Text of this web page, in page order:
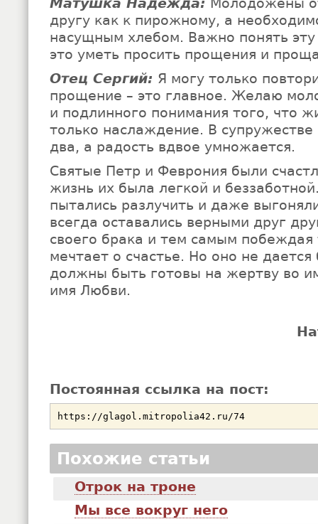
другу как к пирожному, а
насущным хлебом. Важно понять эту
это уметь просить прощения и
Отец Сергий: Я могу только
прощение – это главное. Желаю
и подлинного понимания того, что
только наслаждение. В супружестве
два, а радость вдвое умножается.
Святые Петр и Феврония были
жизнь их была легкой и
пытались разлучить и даже
всегда оставались верными друг
своего брака и тем самым
мечтает о счастье. Но оно не
должны быть готовы на жертву во
имя Любви.
Постоянная ссылка на пост:
Похожие статьи
Отрок на троне
Мы все вокруг него